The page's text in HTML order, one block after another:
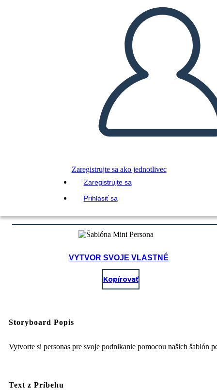
Zaregistrujte sa ako jednotlivec
Zaregistrujte sa
Prihlásiť sa
VYTVOR SVOJE VLASTNÉ
Kopírovať
Storyboard Popis
Vytvorte si personas pre svoje podnikanie pomocou našich šablón
Text z Príbehu